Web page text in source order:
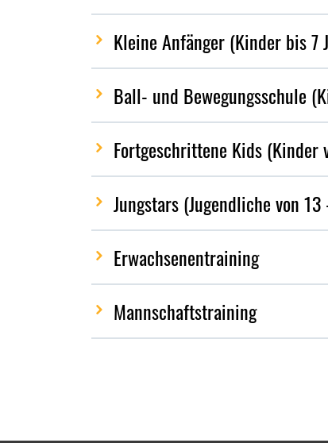
Kleine Anfänger (Kinder bis 7
Ball- und Bewegungsschule
Fortgeschrittene Kids (Kinder
Jungstars (Jugendliche von
Erwachsenentraining
Mannschaftstraining